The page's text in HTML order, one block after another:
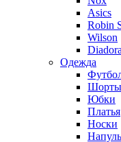
Asics
Robin
Wilson
Diadora
Одежда
Шорты
Юбки
Платья
Носки